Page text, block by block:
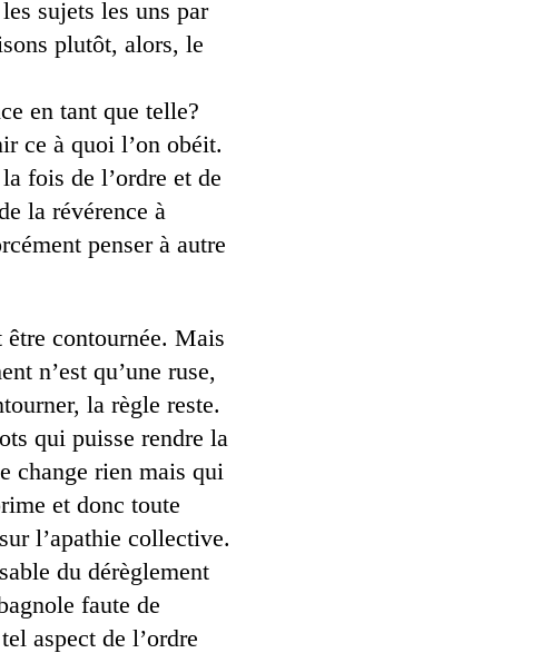
sujets les uns par
plutôt, alors, le
en tant que telle?
ce à quoi l’on obéit.
fois de l’ordre et de
la révérence à
penser à autre
être contournée. Mais
n’est qu’une ruse,
la règle reste.
qui puisse rendre la
change rien mais qui
et donc toute
l’apathie collective.
du dérèglement
faute de
aspect de l’ordre